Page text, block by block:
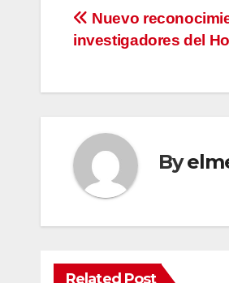
Navegación
entradas
Nuevo
investigadores del
By
Related Post